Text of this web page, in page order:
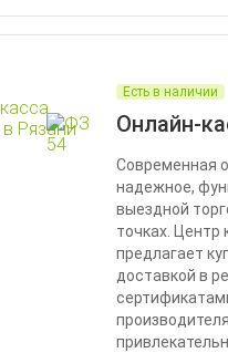
Есть в наличии
Онлайн-
Современная
надежное,
выездной
точках. Центр
предлагает
доставкой в